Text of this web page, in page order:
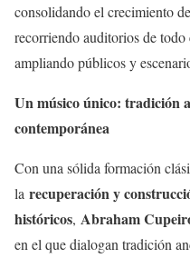
consolidando el crecimiento
recorriendo auditorios de
ampliando públicos y
Un músico único: tradición
contemporánea
Con una sólida formación
la recuperación y
históricos, Abraham
en el que dialogan tradición